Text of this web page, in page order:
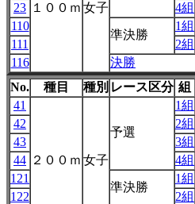
１００ｍ 女子
23
4組
110
準決勝
1組
111
2組
116
決勝
No.
種目 種別 レース区分 組
41
２００ｍ 女子
予選
1組
42
2組
43
3組
44
4組
121
準決勝
1組
122
2組